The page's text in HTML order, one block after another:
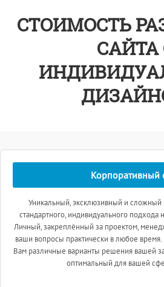
СТОИМОСТЬ
САЙТА
Корпоративный
Уникальный, эксклюзивный и сложный
стандартного, индивидуального подхода
Личный, закреплённый за проектом,
ваши вопросы практически в любое
Вам различные варианты решения вашей
оптимальный для вашей